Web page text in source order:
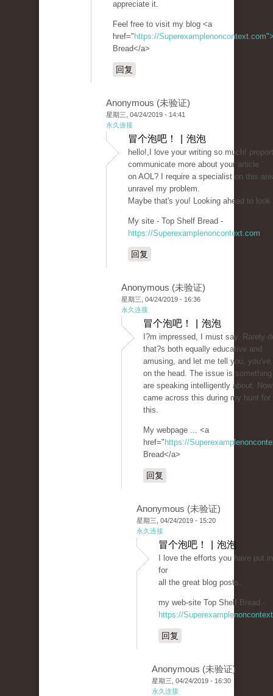
appreciate it.
Feel free to visit my blog <a
href=" https://
Bread</a>
回复
Anonymous (未验证)
星期三, 04/24/2019 - 14:41
永久连接
冒个泡吧！ | 泡泡
hello!,I love your writing so much!
communicate more about your article
on AOL? I require a specialist on this
unravel my problem.
Maybe that's you! Looking ahead to look
My site - Top Shelf Bread -
https://Superexamplenoncontext.com
回复
Anonymous (未验证)
星期三, 04/24/2019 - 16:36
永久连接
冒个泡吧！ | 泡泡
I?m impressed, I must say. Rarely
that?s both equally educative and
amusing, and let me tell you, you've
on the head. The issue is
are speaking intelligently about.
came across this during my hunt for
this.
My webpage ... <a
href=" https://
Bread</a>
回复
Anonymous (未验证)
星期三, 04/24/2019 - 15:20
永久连接
冒个泡吧！ | 泡泡
I love the efforts you have put
for
all the great blog posts.
my web-site Top Shelf Bread -
https://
回复
Anonymous (未验证)
星期三, 04/24/2019 - 16:30
永久连接